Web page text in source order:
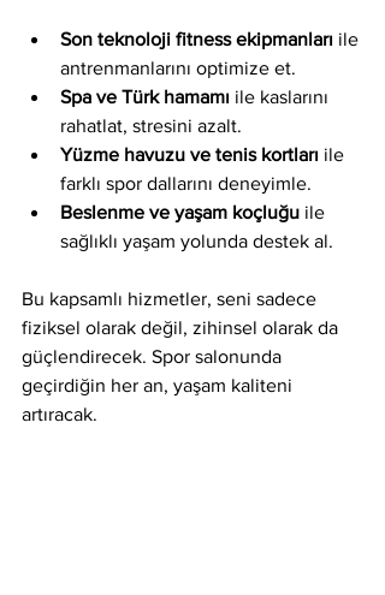
Son teknoloji fitness ekipmanları ile
antrenmanlarını optimize et.
Spa ve Türk hamamı ile kaslarını
rahatlat, stresini azalt.
Yüzme havuzu ve tenis kortları ile
farklı spor dallarını deneyimle.
Beslenme ve yaşam koçluğu ile
sağlıklı yaşam yolunda destek al.
Bu kapsamlı hizmetler, seni sadece
fiziksel olarak değil, zihinsel olarak da
güçlendirecek. Spor salonunda
geçirdiğin her an, yaşam kaliteni
artıracak.